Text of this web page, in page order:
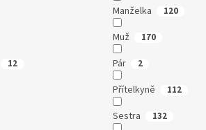
Manželka 120
Muž 170
12 Pár 2
Přítelkyně 112
Sestra 132